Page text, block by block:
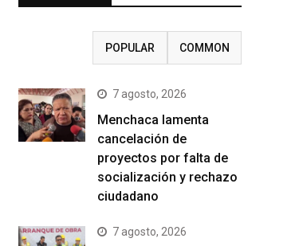
POPULAR COMMON
7 agosto, 2026
Menchaca lamenta
cancelación de
proyectos por falta de
socialización y rechazo
ciudadano
7 agosto, 2026